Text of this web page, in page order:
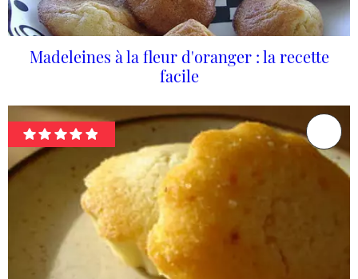
Madeleines à la fleur d'oranger : la recette
facile